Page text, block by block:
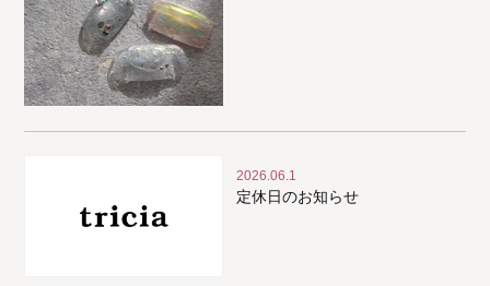
2026.06.1
定休日のお知らせ